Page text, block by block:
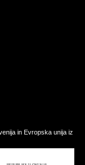
in Evropska unija iz